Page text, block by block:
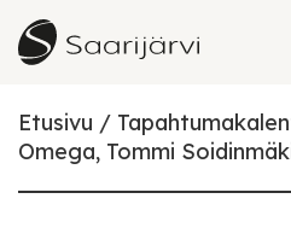
Skip to content
Etusivu
Omega, Tommi